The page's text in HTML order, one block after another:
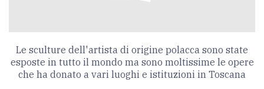
Le sculture dell'artista di origine polacca sono state
esposte in tutto il mondo ma sono moltissime le opere
che ha donato a vari luoghi e istituzioni in Toscana